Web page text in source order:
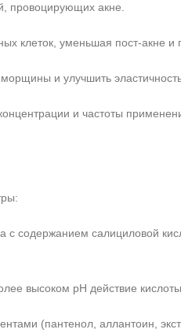
провоцирующих акне.
клеток, уменьшая пост‑акне и
и улучшить
и частоты
с содержанием салициловой
высоком pH действие кислоты
(пантенол, аллантоин,